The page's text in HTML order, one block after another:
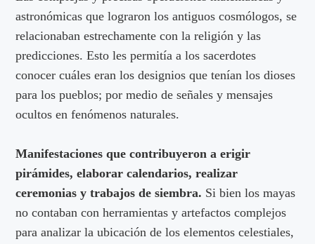
astronómicas que lograron los antiguos cosmólogos, se
relacionaban estrechamente con la religión y las
predicciones. Esto les permitía a los sacerdotes
conocer cuáles eran los designios que tenían los dioses
para los pueblos; por medio de señales y mensajes
ocultos en fenómenos naturales.
Manifestaciones que contribuyeron a erigir
pirámides, elaborar calendarios, realizar
ceremonias y trabajos de siembra. Si bien los mayas
no contaban con herramientas y artefactos complejos
para analizar la ubicación de los elementos celestiales,